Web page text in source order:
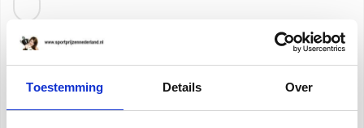
Toestemming Details Over
25resterende tekens
Word bestand